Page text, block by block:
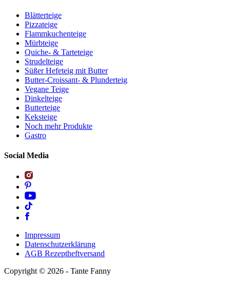
Blätterteige
Pizzateige
Flammkuchenteige
Mürbteige
Quiche- & Tarteteige
Strudelteige
Süßer Hefeteig mit Butter
Butter-Croissant- & Plunderteig
Vegane Teige
Dinkelteige
Butterteige
Keksteige
Noch mehr Produkte
Gastro
Social Media
Impressum
Datenschutzerklärung
AGB Rezeptheftversand
Copyright © 2026 - Tante Fanny